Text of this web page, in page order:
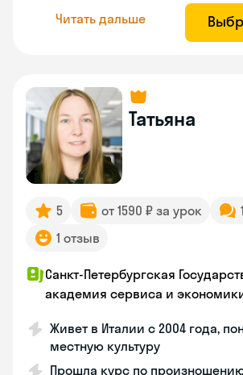
Читать дальше
Татьяна
5 от 1590 ₽ за урок
1 отзыв
Санкт-Петербургская
академия сервиса и
Живет в Италии с 2004 года,
местную культуру
Прошла курс по